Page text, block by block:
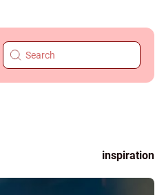
inspiration